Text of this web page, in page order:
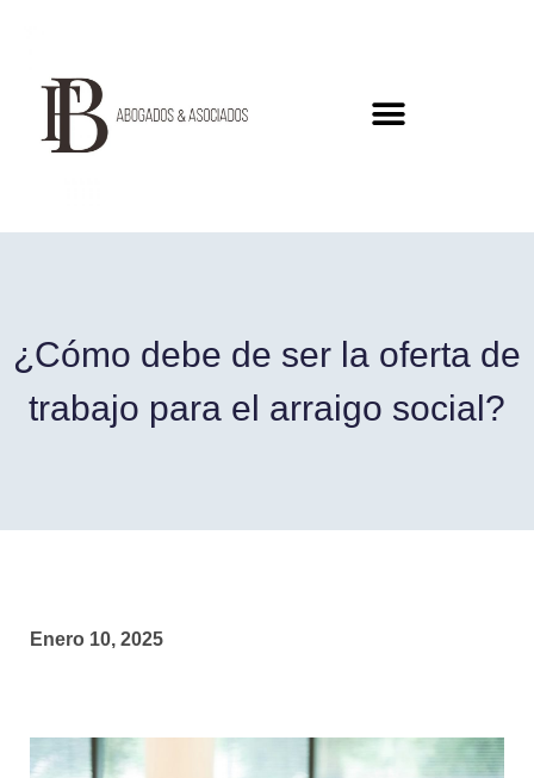
¿Cómo debe de ser la oferta de
trabajo para el arraigo social?
Enero 10, 2025